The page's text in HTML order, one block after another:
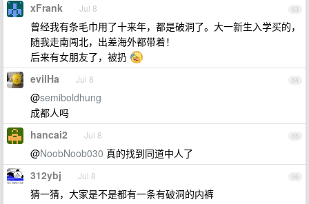
63
xFrank Jul 8
曾经我有条毛巾用了十来年，都是破洞了。大一新生入学买的，
随我走南闯北，出差海外都带着！
后来有女朋友了，被扔
64
evilHa Jul 8
@semiboldhung
成都人吗
65
hancai2 Jul 8
@NoobNoob030 真的找到同道中人了
66
312ybj Jul 8
猜一猜，大家是不是都有一条有破洞的内裤